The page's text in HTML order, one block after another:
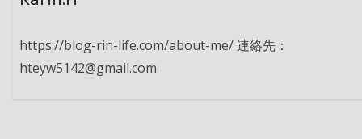
https://blog-rin-life.com/about-me/ 連絡先：
hteyw5142@gmail.com